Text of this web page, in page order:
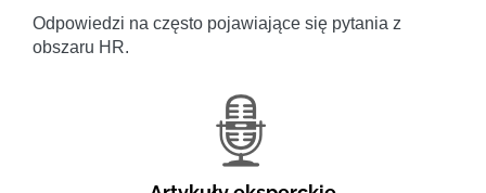
Odpowiedzi na często pojawiające się pytania z
obszaru HR.